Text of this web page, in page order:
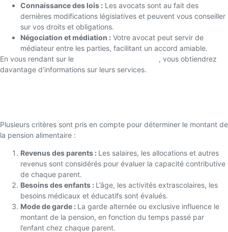
Connaissance des lois : Les avocats sont au fait des
dernières modifications législatives et peuvent vous conseiller
sur vos droits et obligations.
Négociation et médiation : Votre avocat peut servir de
médiateur entre les parties, facilitant un accord amiable.
En vous rendant sur le
, vous obtiendrez
davantage d’informations sur leurs services.
Plusieurs critères sont pris en compte pour déterminer le montant de
la pension alimentaire :
Revenus des parents : Les salaires, les allocations et autres
revenus sont considérés pour évaluer la capacité contributive
de chaque parent.
Besoins des enfants : L’âge, les activités extrascolaires, les
besoins médicaux et éducatifs sont évalués.
Mode de garde : La garde alternée ou exclusive influence le
montant de la pension, en fonction du temps passé par
l’enfant chez chaque parent.